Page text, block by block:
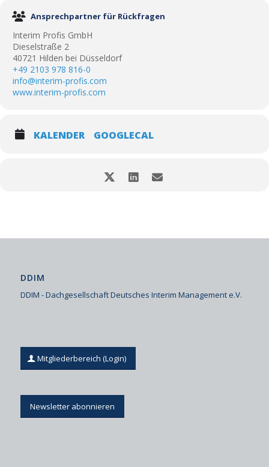
Ansprechpartner für Rückfragen
Interim Profis GmbH
Dieselstraße 2
40721 Hilden bei Düsseldorf
+49 2103 978 816-0
info@interim-profis.com
www.interim-profis.com
KALENDER GOOGLECAL
DDIM
DDIM - Dachgesellschaft Deutsches Interim Management e.V.
Mitgliederbereich (Login)
Newsletter abonnieren